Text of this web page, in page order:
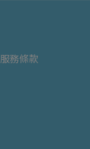
服務條款